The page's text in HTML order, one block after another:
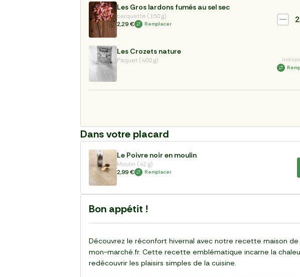
Les Gros lardons fumés au sel sec
barquette (150 g)
2,29 €
Remplacer 2
Les Crozets nature
Paquet (400 g)
Dans votre placard
Le Poivre noir en moulin
Moulin (42 g)
2,99 €
Remplacer
Bon appétit !
Découvrez le réconfort hivernal avec notre recette maison
mon-marché.fr. Cette recette emblématique incarne la
redécouvrir les plaisirs simples de la cuisine.